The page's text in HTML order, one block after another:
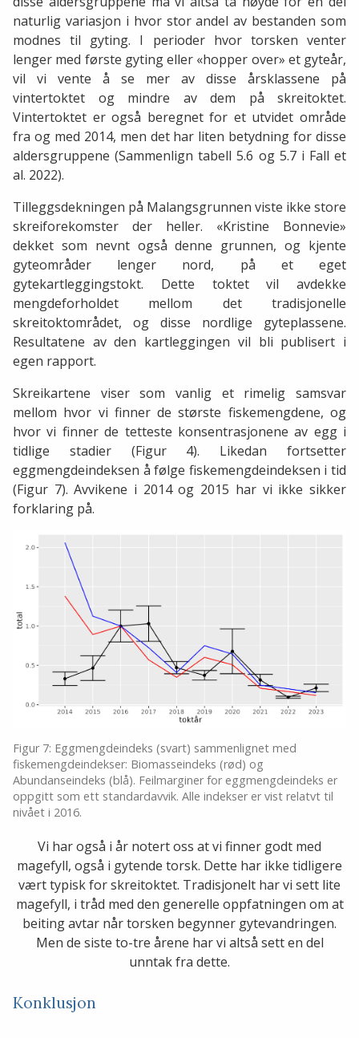
naturlig variasjon i hvor stor andel av bestanden som
modnes til gyting. I perioder hvor torsken venter
lenger med første gyting eller «hopper over» et gyteår,
vil vi vente å se mer av disse årsklassene på
vintertoktet og mindre av dem på skreitoktet.
Vintertoktet er også beregnet for et utvidet område
fra og med 2014, men det har liten betydning for disse
aldersgruppene (Sammenlign tabell 5.6 og 5.7 i Fall et
al. 2022).
Tilleggsdekningen på Malangsgrunnen viste ikke store
skreiforekomster der heller. «Kristine Bonnevie»
dekket som nevnt også denne grunnen, og kjente
gyteområder lenger nord, på et eget
gytekartleggingstokt. Dette toktet vil avdekke
mengdeforholdet mellom det tradisjonelle
skreitoktområdet, og disse nordlige gyteplassene.
Resultatene av den kartleggingen vil bli publisert i
egen rapport.
Skreikartene viser som vanlig et rimelig samsvar
mellom hvor vi finner de største fiskemengdene, og
hvor vi finner de tetteste konsentrasjonene av egg i
tidlige stadier (Figur 4). Likedan fortsetter
eggmengdeindeksen å følge fiskemengdeindeksen i tid
(Figur 7). Avvikene i 2014 og 2015 har vi ikke sikker
forklaring på.
Figur 7: Eggmengdeindeks (svart) sammenlignet med
fiskemengdeindekser: Biomasseindeks (rød) og
Abundanseindeks (blå). Feilmarginer for eggmengdeindeks er
oppgitt som ett standardavvik. Alle indekser er vist relatvt til
nivået i 2016.
Vi har også i år notert oss at vi finner godt med
magefyll, også i gytende torsk. Dette har ikke tidligere
vært typisk for skreitoktet. Tradisjonelt har vi sett lite
magefyll, i tråd med den generelle oppfatningen om at
beiting avtar når torsken begynner gytevandringen.
Men de siste to-tre årene har vi altså sett en del
unntak fra dette.
Konklusjon